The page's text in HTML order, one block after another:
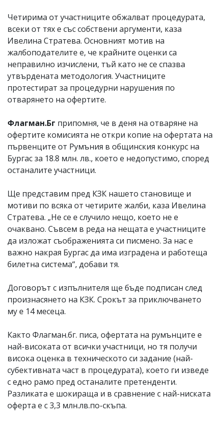
Четирима от участниците обжалват процедурата,
всеки от тях е със собствени аргументи, каза
Ивелина Стратева. Основният мотив на
жалбоподателите е, че крайните оценки са
неправилно изчислени, тъй като не се спазва
утвърдената методология. Участниците
протестират за процедурни нарушения по
отварянето на офертите.
Флагман.Бг припомня, че в деня на отваряне на
офертите комисията не откри копие на офертата на
първенците от Румъния в общинския конкурс на
Бургас за 18.8 млн. лв., което е недопустимо, според
останалите участници.
Ще представим пред КЗК нашето становище и
мотиви по всяка от четирите жалби, каза Ивелина
Стратева. „Не се е случило нещо, което не е
очаквано. Съвсем в реда на нещата е участниците
да изложат съображенията си писмено. За нас е
важно накрая Бургас да има изградена и работеща
билетна система“, добави тя.
Договорът с изпълнителя ще бъде подписан след
произнасянето на КЗК. Срокът за приключването
му е 14 месеца.
Както Флагман.бг. писа, офертата на румънците е
най-високата от всички участници, но тя получи
висока оценка в техническото си задание (най-
субективната част в процедурата), което ги изведе
с едно рамо пред останалите претенденти.
Разликата е шокираща и в сравнение с най-ниската
оферта е с 3,3 млн.лв.по-скъпа.